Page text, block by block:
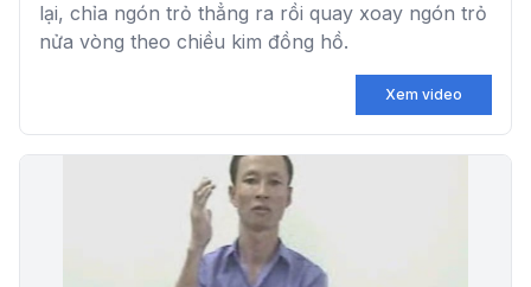
lại, chỉa ngón trỏ thẳng ra rồi quay xoay ngón trỏ
nửa vòng theo chiều kim đồng hồ.
Xem video